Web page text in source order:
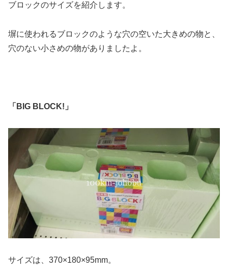
ブロックのサイズを紹介します。
塀に使われるブロックのような穴の空いた大きめの物と、
穴のない小さめの物がありましたよ。
「BIG BLOCK!」
サイズは、370×180×95mm。